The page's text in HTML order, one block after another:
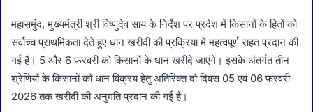
महासमुंद, मुख्यमंत्री श्री विष्णुदेव साय के निर्देश पर प्रदेश में किसानों के हितों को
सर्वोच्च प्राथमिकता देते हुए धान खरीदी की प्रक्रिया में महत्वपूर्ण राहत प्रदान की
गई है। 5 और 6 फरवरी को किसानों के धान खरीदे जाएंगे। इसके अंतर्गत तीन
श्रेणियों के किसानों को धान विक्रय हेतु अतिरिक्त दो दिवस 05 एवं 06 फरवरी
2026 तक खरीदी की अनुमति प्रदान की गई है।